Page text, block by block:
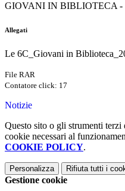
GIOVANI IN BIBLIOTECA -
Allegati
Le 6C_Giovani in
File RAR
Contatore click: 17
Notizie
Questo sito o gli strumenti
cookie necessari al
COOKIE POLICY.
Personalizza Rifiuta tutti i
Gestione cookie